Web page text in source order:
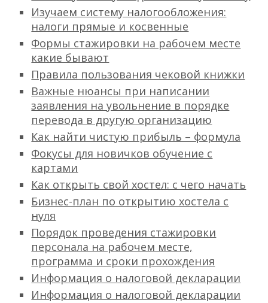
Изучаем систему налогообложения:
налоги прямые и косвенные
Формы стажировки на рабочем месте
какие бывают
Правила пользования чековой книжки
Важные нюансы при написании
заявления на увольнение в порядке
перевода в другую организацию
Как найти чистую прибыль – формула
Фокусы для новичков обучение с
картами
Как открыть свой хостел: с чего начать
Бизнес-план по открытию хостела с
нуля
Порядок проведения стажировки
персонала на рабочем месте,
программа и сроки прохождения
Информация о налоговой декларации
Информация о налоговой декларации